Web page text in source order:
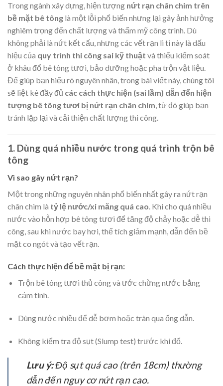
Trong ngành xây dựng, hiện tượng nứt rạn chân chim trên
bề mặt bê tông là một lỗi phổ biến nhưng lại gây ảnh hưởng
nghiêm trọng đến chất lượng và thẩm mỹ công trình. Dù
không phải là nứt kết cấu, nhưng các vết rạn li ti này là dấu
hiệu của quy trình thi công sai kỹ thuật và thiếu kiểm soát
ở khâu đổ bê tông tươi, bảo dưỡng hoặc pha trộn vật liệu.
Để giúp bạn hiểu rõ nguyên nhân, trong bài viết này, chúng tôi
sẽ liệt kê đầy đủ các cách thực hiện (sai lầm) dẫn đến hiện
tượng bê tông tươi bị nứt rạn chân chim, từ đó giúp bạn
tránh lặp lại và cải thiện chất lượng thi công.
1. Dùng quá nhiều nước trong quá trình trộn bê
tông
Vì sao gây nứt rạn?
Một trong những nguyên nhân phổ biến nhất gây ra nứt rạn
chân chim là tỷ lệ nước/xi măng quá cao . Khi cho quá nhiều
nước vào hỗn hợp bê tông tươi để tăng độ chảy hoặc dễ thi
công, sau khi nước bay hơi, thể tích giảm mạnh, dẫn đến bề
mặt co ngót và tạo vết rạn.
Cách thực hiện để bề mặt bị rạn:
Trộn bê tông tươi thủ công và ước chừng nước bằng
cảm tính.
Dùng nước nhiều để dễ bơm hoặc tràn qua ống dẫn.
Không kiểm tra độ sụt (Slump test) trước khi đổ.
Lưu ý:Độ sụt quá cao (trên 18cm) thường
dẫn đến nguy cơ nứt rạn cao.